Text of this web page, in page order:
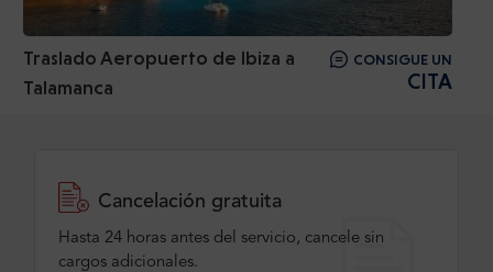
Cancelación gratuita
Hasta 24 horas antes del servicio, cancele sin
cargos adicionales.
Traslado Aeropuerto de Ibiza a
Talamanca
CONSIGUE UN
CITA